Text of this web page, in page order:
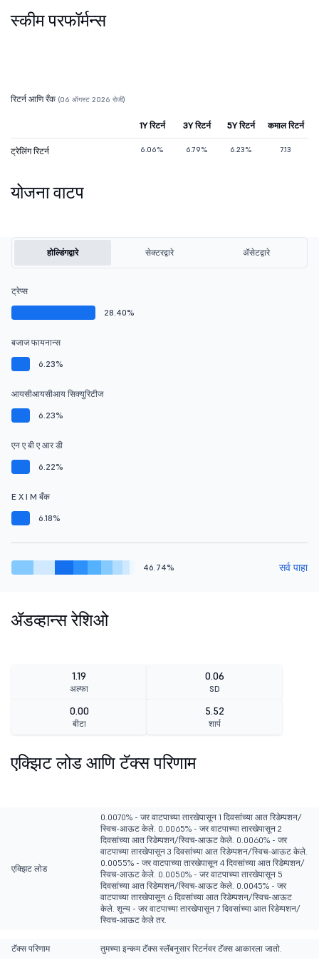
स्कीम परफॉर्मन्स
रिटर्न आणि रँक (06 ऑगस्ट 2026 रोजी)
1Y रिटर्न 3Y रिटर्न 5Y रिटर्न कमाल रिटर्न
ट्रेलिंग रिटर्न 6.06% 6.79% 6.23% 7.13
योजना वाटप
होल्डिंगद्वारे सेक्टरद्वारे ॲसेटद्वारे
ट्रेप्स
28.40%
बजाज फायनान्स
6.23%
आयसीआयसीआय सिक्युरिटीज
6.23%
एन ए बी ए आर डी
6.22%
E X I M बँक
6.18%
46.74% सर्व पाहा
ॲडव्हान्स रेशिओ
1.19
अल्फा
0.06
SD
0.00
बीटा
5.52
शार्प
एक्झिट लोड आणि टॅक्स परिणाम
एक्झिट लोड
0.0070% - जर वाटपाच्या तारखेपासून 1 दिवसांच्या आत रिडेम्पशन/
स्विच-आऊट केले. 0.0065% - जर वाटपाच्या तारखेपासून 2
दिवसांच्या आत रिडेम्पशन/स्विच-आऊट केले. 0.0060% - जर
वाटपाच्या तारखेपासून 3 दिवसांच्या आत रिडेम्पशन/स्विच-आऊट केले.
0.0055% - जर वाटपाच्या तारखेपासून 4 दिवसांच्या आत रिडेम्पशन/
स्विच-आऊट केले. 0.0050% - जर वाटपाच्या तारखेपासून 5
दिवसांच्या आत रिडेम्पशन/स्विच-आऊट केले. 0.0045% - जर
वाटपाच्या तारखेपासून 6 दिवसांच्या आत रिडेम्पशन/स्विच-आऊट
केले. शून्य - जर वाटपाच्या तारखेपासून 7 दिवसांच्या आत रिडेम्पशन/
स्विच-आऊट केले तर.
टॅक्स परिणाम तुमच्या इन्कम टॅक्स स्लॅबनुसार रिटर्नवर टॅक्स आकारला जातो.